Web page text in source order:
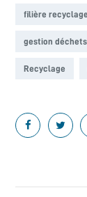
filière
gestion
Recyclage